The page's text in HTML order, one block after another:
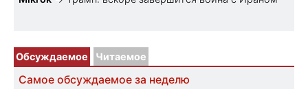
Обсуждаемое Читаемое
Самое обсуждаемое за неделю